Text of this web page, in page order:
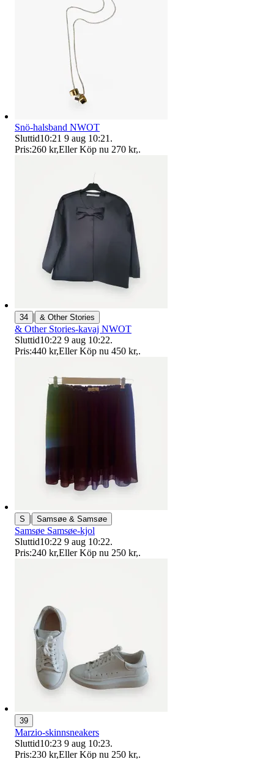
Snö-halsband NWOT
Sluttid10:21 9 aug 10:21 .
Pris:260 kr,Eller Köp nu 270 kr,.
34 | & Other Stories
& Other Stories-kavaj NWOT
Sluttid10:22 9 aug 10:22.
Pris:440 kr,Eller Köp nu 450 kr,.
S | Samsøe & Samsøe
Samsøe Samsøe-kjol
Sluttid10:22 9 aug 10:22.
Pris:240 kr,Eller Köp nu 250 kr,.
39
Marzio-skinnsneakers
Sluttid10:23 9 aug 10:23.
Pris:230 kr,Eller Köp nu 250 kr,.